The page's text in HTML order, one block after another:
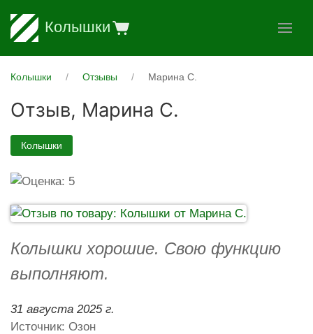
Колышки
Колышки Отзывы Марина С.
Отзыв, Марина С.
Колышки
Колышки хорошие. Свою функцию
выполняют.
31 августа 2025 г.
Источник: Озон